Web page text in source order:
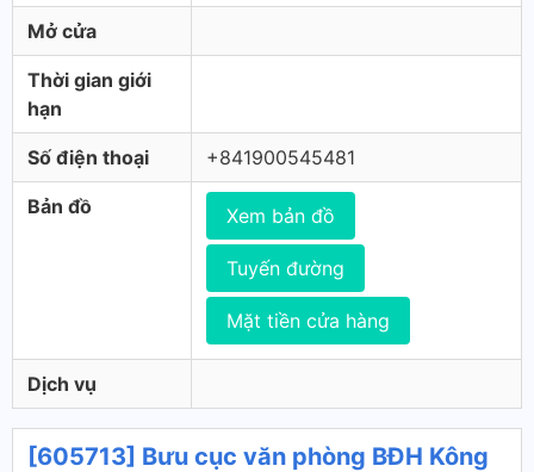
Mở cửa
Thời gian giới
hạn
Số điện thoại +841900545481
Bản đồ Xem bản đồ
Tuyến đường
Mặt tiền cửa hàng
Dịch vụ
[605713] Bưu cục văn phòng BĐH Kông